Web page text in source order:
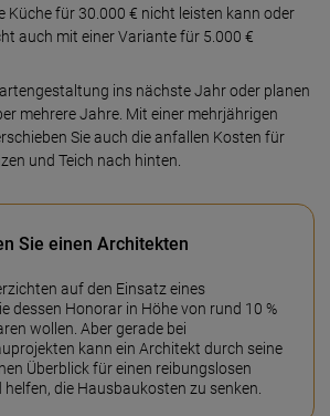
Küche für 30.000 € nicht leisten kann oder
auch mit einer Variante für 5.000 €
ins nächste Jahr oder planen
mehrere Jahre. Mit einer mehrjährigen
Sie auch die anfallen Kosten für
und Teich nach hinten.
Sie einen Architekten
auf den Einsatz eines
dessen Honorar in Höhe von rund 10 %
wollen. Aber gerade bei
kann ein Architekt durch seine
Überblick für einen reibungslosen
die Hausbaukosten zu senken.